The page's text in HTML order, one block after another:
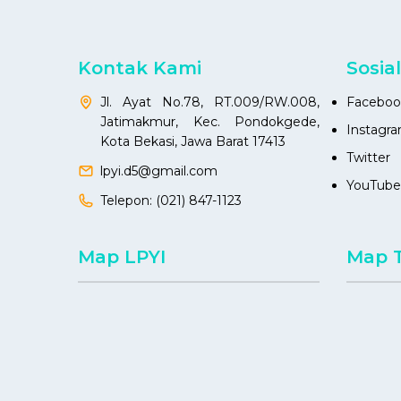
Kontak Kami
Jl. Ayat No.78, RT.009/RW.008,
Jatimakmur, Kec. Pondokgede,
Kota Bekasi, Jawa Barat 17413
lpyi.d5@gmail.com
Telepon: (021) 847-1123
Twitter
YouTube
Map LPYI Map